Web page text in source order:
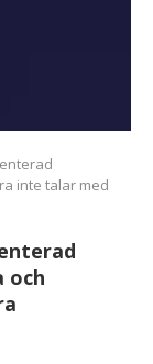
inte talar med
och